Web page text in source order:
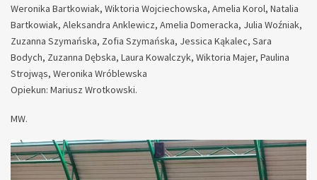
Weronika Bartkowiak, Wiktoria Wojciechowska, Amelia Korol, Natalia
Bartkowiak, Aleksandra Anklewicz, Amelia Domeracka, Julia Woźniak,
Zuzanna Szymańska, Zofia Szymańska, Jessica Kąkalec, Sara
Bodych, Zuzanna Dębska, Laura Kowalczyk, Wiktoria Majer, Paulina
Strojwąs, Weronika Wróblewska
Opiekun: Mariusz Wrotkowski.
MW.